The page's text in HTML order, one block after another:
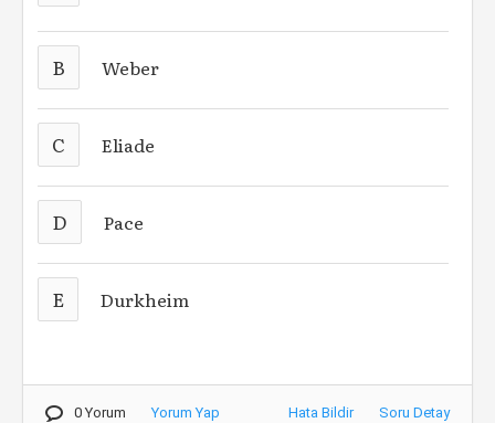
B Weber
C Eliade
D Pace
E Durkheim
0 Yorum Yorum Yap Hata Bildir Soru Detay